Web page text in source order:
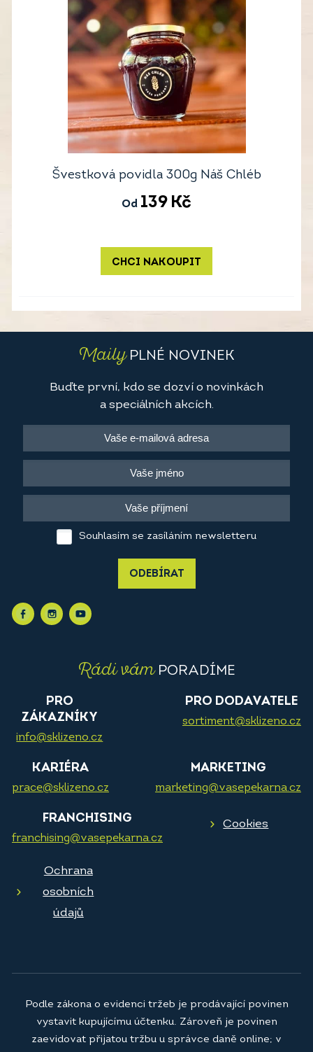
Švestková povidla 300g Náš Chléb
Od 139 Kč
CHCI NAKOUPIT
MailyPLNÉ NOVINEK
Buďte první, kdo se dozví o novinkách
a speciálních akcích.
Souhlasím se zasíláním newsletteru
ODEBÍRAT
Rádi vámPORADÍME
PRO
ZÁKAZNÍKY
info@sklizeno.cz
PRO DODAVATELE
sortiment@sklizeno.cz
KARIÉRA
prace@sklizeno.cz
MARKETING
marketing@vasepekarna.cz
FRANCHISING
franchising@vasepekarna.cz
Cookies
Ochrana
osobních
údajů
Podle zákona o evidenci tržeb je prodávající povinen
vystavit kupujícímu účtenku. Zároveň je povinen
zaevidovat přijatou tržbu u správce daně online; v